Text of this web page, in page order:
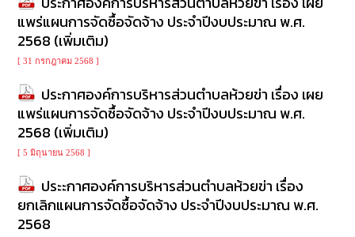
เรียน
ร้อง
ทุกข์
e-
Service
กิจการ
สภา
กิจการ
สภา
แพร่แผนการจัดซื้อจัดจ้าง ประจำปีงบประมาณ พ.ศ.
2568 (เพิ่มเติม)
[ 31 กรกฎาคม 2568 ]
ประกาศองค์การบริหารส่วนตำบลห้วยข่า เรื่อง เผย
แพร่แผนการจัดซื้อจัดจ้าง ประจำปีงบประมาณ พ.ศ.
2568 (เพิ่มเติม)
[ 5 มิถุนายน 2568 ]
ประะกาศองค์การบริหารส่วนตำบลห้วยข่า เรื่อง
ยกเลิกแผนการจัดซื้อจัดจ้าง ประจำปีงบประมาณ พ.ศ.
2568